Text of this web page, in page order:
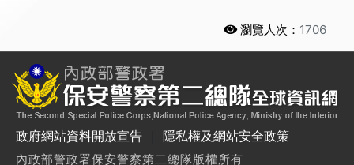
瀏覽人次： 1706
政府網站資料開放宣告 隱私權及網站安全政策
內政部警政署保安警察第二總隊版權所有